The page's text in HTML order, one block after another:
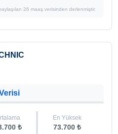
26 maaş verisinden derlenmiştir.
₺
En Yüksek
73.700 ₺